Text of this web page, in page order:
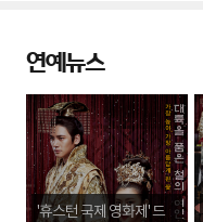
연예뉴스
'휴스턴 국제 영화제' 드